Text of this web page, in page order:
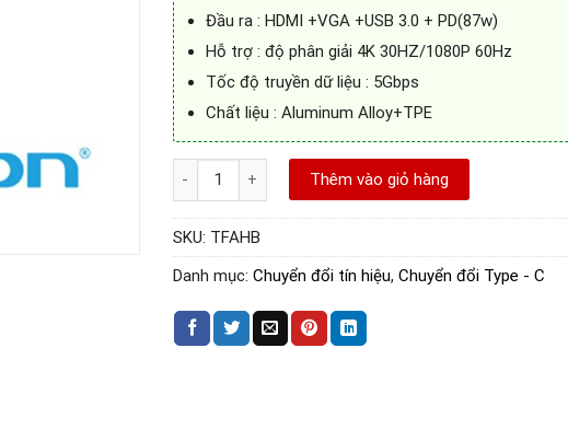
340.000VNĐ.
Đầu ra : HDMI +VGA +USB 3.0 + PD(87w)
Hỗ trợ : độ phân giải 4K 30HZ/1080P 60Hz
Tốc độ truyền dữ liệu : 5Gbps
Chất liệu : Aluminum Alloy+TPE
Cáp chuyển USB Type C to HDMI + VGA + USB + PD
Thêm vào giỏ hàng
SKU: TFAHB
Danh mục: Chuyển đổi tín hiệu, Chuyển đổi Type - C